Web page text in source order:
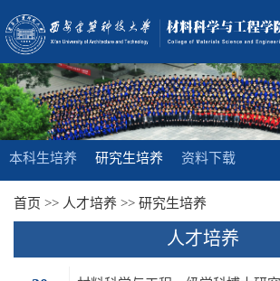
本科生培养 研究生培养 资料下载
首页 >> 人才培养 >> 研究生培养
人才培养